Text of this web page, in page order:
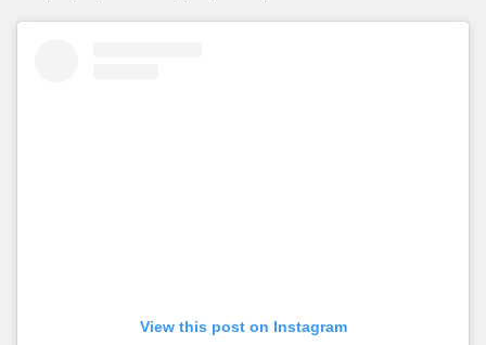
View this post on Instagram